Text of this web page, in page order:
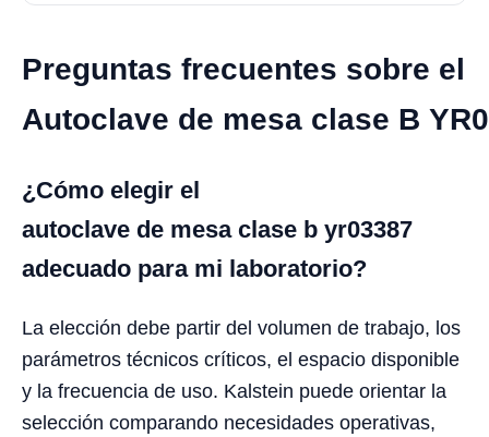
Preguntas frecuentes sobre el
Autoclave de mesa clase B
¿Cómo elegir el
autoclave de mesa clase b yr03387
adecuado para mi laboratorio?
La elección debe partir del volumen de trabajo, los
parámetros técnicos críticos, el espacio disponible
y la frecuencia de uso. Kalstein puede orientar la
selección comparando necesidades operativas,